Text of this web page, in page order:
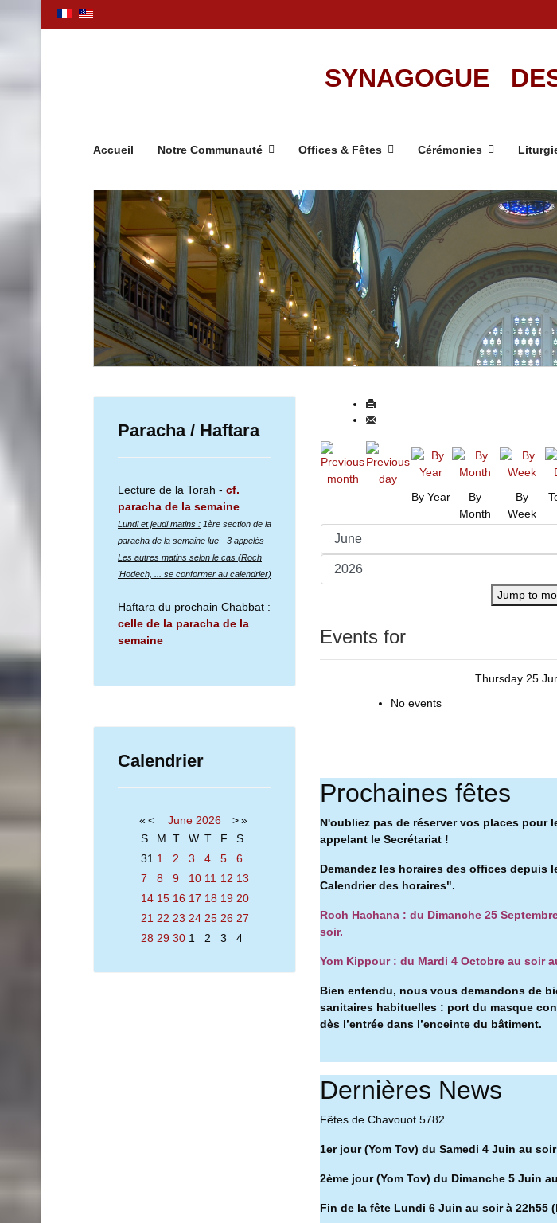
SYNAGOGUE
Accueil Notre Communauté Offices & Fêtes Cérémonies
Paracha / Haftara
Lecture de la Torah - cf.
paracha de la semaine
Lundi et jeudi matins : 1ère section de la
paracha de la semaine lue - 3 appelés
Les autres matins selon le cas (Roch
'Hodech, ... se conformer au calendrier)
Haftara du prochain Chabbat :
celle de la paracha de la
semaine
Calendrier
« < June 2026 > »
S
M T W T F
S
31 1 2 3 4 5
6
7
8 9 10 11 12 13
14 15 16 17 18 19 20
21 22 23 24 25 26 27
28 29 30 1 2 3 4
By Year
By
Month
By
Week
Jump to
Events for
Thursday 25
No events
Prochaines fêtes
N'oubliez pas de réserver vos places pour
appelant le Secrétariat !
Demandez les horaires des offices depuis
Calendrier des horaires".
Roch Hachana : du Dimanche 25
soir.
Yom Kippour : du Mardi 4 Octobre au soir
Bien entendu, nous vous demandons de
sanitaires habituelles : port du masque
dès l’entrée dans l’enceinte du bâtiment.
Dernières News
Fêtes de Chavouot 5782
1er jour (Yom Tov) du Samedi 4 Juin au
2ème jour (Yom Tov) du Dimanche 5 Juin
Fin de la fête Lundi 6 Juin au soir à 22h55